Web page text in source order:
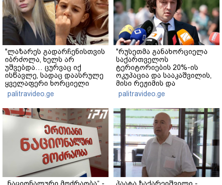
"ლაზარეს გადარჩენისთვის
იბრძოლა, ხელს არ
უშვებდა… ცურვაც იქ
ისწავლე, სადაც დაასრულე
ყველაფერი ხორციელი
ცხოვრებიდან" – რას წერს
ხობში დაღუპული დედა-
შვილის ახლობელი?
palitravideo.ge
"რუსეთმა განახორციელა
საქართველოს
ტერიტორიების 20%-ის
ოკუპაცია და სააკაშვილის,
მისი რეჟიმის და
"ნაცმოძრაობის" ღალატი
ვერანაირად ვერ
გადაფარავს ამ
დანაშაულს" - ირაკლი
კობახიძე
palitravideo.ge